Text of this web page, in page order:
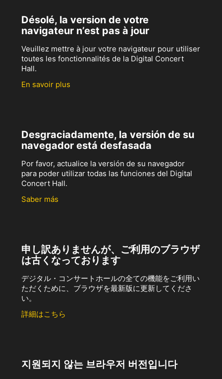
Désolé, la version de votre
navigateur n’est pas à jour
Veuillez mettre à jour votre navigateur pour utiliser
toutes les fonctionnalités de la Digital Concert
Hall.
En savoir plus
Desgraciadamente, la versión de su
navegador está desfasada
Por favor, actualice la versión de su navegador
para poder utilizar todas las funciones del Digital
Concert Hall.
Saber más
申し訳ありませんが、ご利用のブラウザ
は古くなっております
デジタル・コンサートホールの全ての機能をご利用い
ただくために、ブラウザを最新版に更新してくださ
い。
詳細はこちら
지원되지 않는 브라우저 버전입니다